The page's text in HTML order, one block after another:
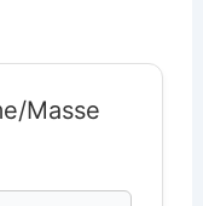
Masse